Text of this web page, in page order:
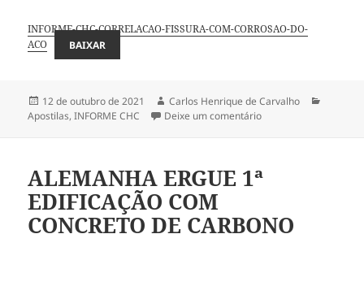
INFORME-CHC-CORRELACAO-FISSURA-COM-CORROSAO-DO-
ACO
BAIXAR
Publicado
em
12 de outubro de 2021 Autor
Carlos Henrique de Carvalho
Apostilas,INFORME CHC Deixe um comentárioem CORRELAÇÃO
ALEMANHA ERGUE 1ª
EDIFICAÇÃO COM
CONCRETO DE CARBONO